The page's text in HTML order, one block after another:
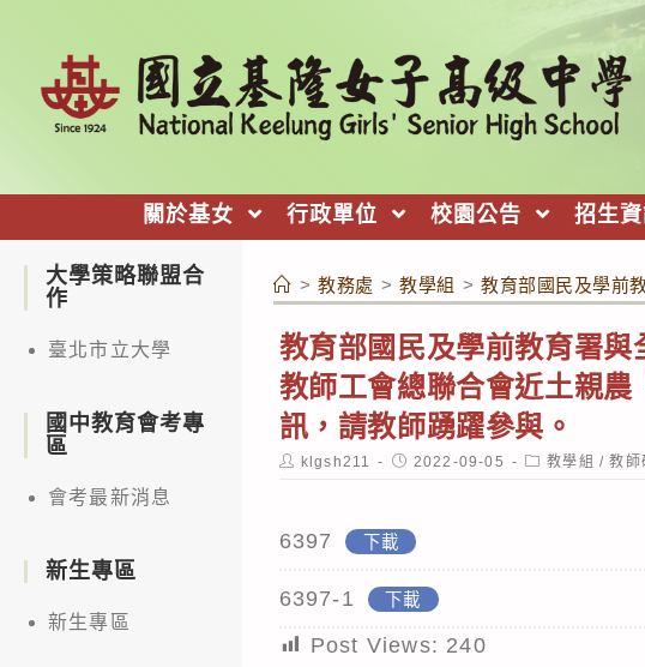
關於基女 行政單位 校園公告 招生
> 教務處 > 教學組 > 教育部國民及學前
教育部國民及學前教育署
教師工會總聯合會近土親
訊，請教師踴躍參與。
Post
author:
klgsh211
Post
published:
2022-09-05
Post
category:
教學組 / 教師
6397 下載
6397-1 下載
Post Views: 240
大學策略聯盟合
作
臺北市立大學
國中教育會考專
區
會考最新消息
新生專區
新生專區